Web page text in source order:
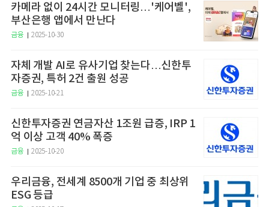
카메라 없이 24시간 모니터링…'케어벨',
부산은행 앱에서 만난다
금융 2025-10-30
자체 개발 AI로 유사기업 찾는다…신한투
자증권, 특허 2건 출원 성공
금융 2025-10-21
신한투자증권 연금자산 1조원 급증, IRP 1
억 이상 고객 40% 폭증
금융 2025-10-20
우리금융, 전세계 8500개 기업 중 최상위
ESG 등급